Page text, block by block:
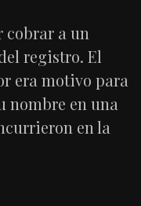
a un
registro. El
era motivo para
nombre en una
en la